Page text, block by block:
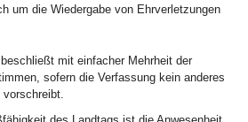
um die Wiedergabe von Ehrverletzungen
mit einfacher Mehrheit der
sofern die Verfassung kein anderes